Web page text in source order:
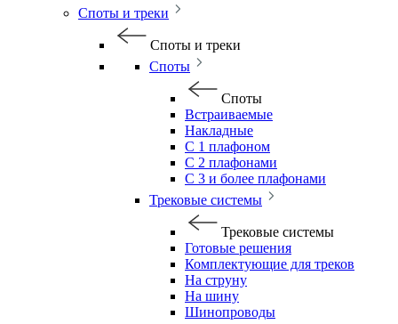
Споты и треки
Споты и треки
Споты
Споты
Встраиваемые
Накладные
С 1 плафоном
С 2 плафонами
С 3 и более плафонами
Трековые системы
Трековые системы
Готовые решения
Комплектующие для треков
На струну
На шину
Шинопроводы